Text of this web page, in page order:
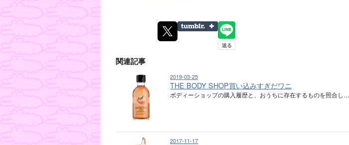
関連記事
2019-03-25
THE BODY SHOP買い込みすぎだワニ
ボディーショップの購入履歴と、おうちに存在するものを照合し…
2017-11-17